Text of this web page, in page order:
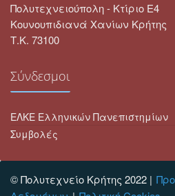
Πολυτεχνειούπολη - Κτίριο Ε4
Κουνουπιδιανά Χανίων Κρήτης
Τ.Κ. 73100
Σύνδεσμοι
ΕΛΚΕ Ελληνικών Πανεπιστημίων
Συμβολές
© Πολυτεχνείο Κρήτης 2022 |